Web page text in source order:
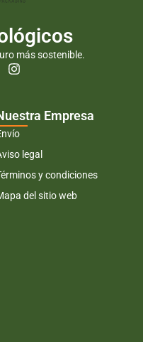
más sostenible.
Empresa
legal
y condiciones
del sitio web